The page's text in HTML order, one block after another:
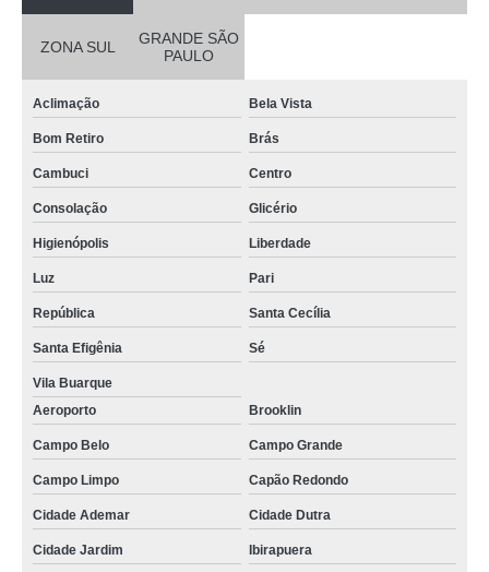
ZONA SUL
GRANDE SÃO
PAULO
Aclimação Bela Vista
Bom Retiro Brás
Cambuci Centro
Consolação Glicério
Higienópolis Liberdade
Luz Pari
República Santa Cecília
Santa Efigênia Sé
Vila Buarque
Aeroporto
Brooklin
Campo Belo Campo Grande
Campo Limpo Capão Redondo
Cidade Ademar Cidade Dutra
Cidade Jardim Ibirapuera